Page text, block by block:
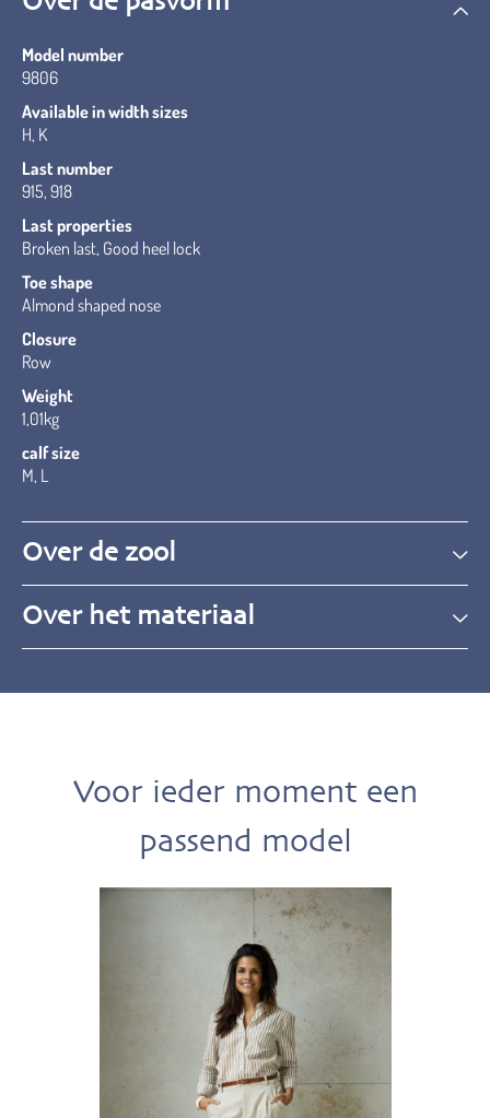
Model number
9806
Available in width sizes
H, K
Last number
915, 918
Last properties
Broken last, Good heel lock
Toe shape
Almond shaped nose
Closure
Row
Weight
1,01kg
calf size
M, L
Over de zool
Over het materiaal
Voor ieder moment een
passend model